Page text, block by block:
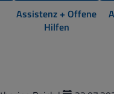
Assistenz + Offene
Hilfen